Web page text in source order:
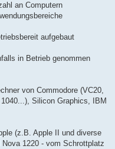
an Computern
aufgebaut
in Betrieb genommen
von Commodore (VC20,
Silicon Graphics, IBM
(z.B. Apple II und diverse
1220 - vom Schrottplatz